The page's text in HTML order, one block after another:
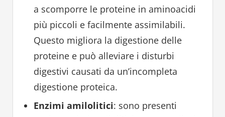
a scomporre le proteine in aminoacidi
più piccoli e facilmente assimilabili.
Questo migliora la digestione delle
proteine e può alleviare i disturbi
digestivi causati da un’incompleta
digestione proteica.
Enzimi amilolitici: sono presenti